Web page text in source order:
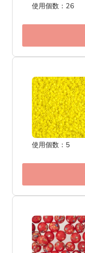
使用個数：26
使用個数：5